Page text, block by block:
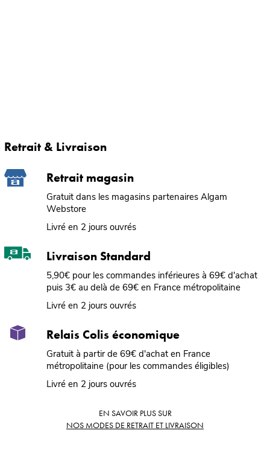
Retrait & Livraison
Retrait magasin
Gratuit dans les magasins partenaires Algam
Webstore
Livré en 2 jours ouvrés
Livraison Standard
5,90€ pour les commandes inférieures à 69€ d'achat
puis 3€ au delà de 69€ en France métropolitaine
Livré en 2 jours ouvrés
Relais Colis économique
Gratuit à partir de 69€ d'achat en France
métropolitaine (pour les commandes éligibles)
Livré en 2 jours ouvrés
EN SAVOIR PLUS SUR
NOS MODES DE RETRAIT ET LIVRAISON